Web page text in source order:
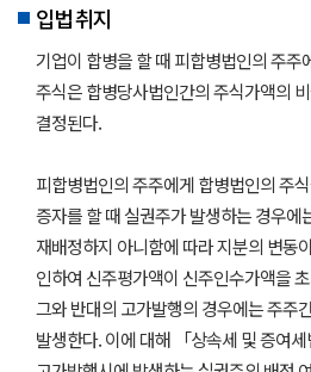
입법 취지
기업이 합병을 할 때 피합병법인의 주주
주식은 합병당사법인간의 주식가액의
결정된다.
피합병법인의 주주에게 합병법인의 주
증자를 할 때 실권주가 발생하는 경우에
재배정하지 아니함에 따라 지분의 변동
인하여 신주평가액이 신주인수가액을
그와 반대의 고가발행의 경우에는 주주
발생한다. 이에 대해 「상속세 및 증여